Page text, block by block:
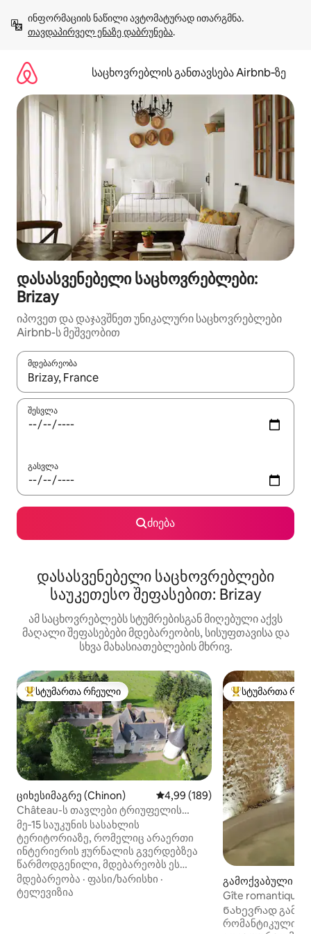
გადასვლა
თავდაპირველ ენაზე დაბრუნება.
საცხოვრებლის განთავსება Airbnb‑ზე
დასასვენებელი საცხოვრებლები:
Brizay
იპოვეთ და დაჯავშნეთ უნიკალური საცხოვრებლები
Airbnb-ს მეშვეობით
მდებარეობა
როცა შედეგები ხელმისაწვდომი გახდება, ნავიგაციისთვის
შესვლა
გასვლა
ძიება
დასასვენებელი საცხოვრებლები
საუკეთესო შეფასებით: Brizay
ამ საცხოვრებლებს სტუმრებისგან მიღებული აქვს
მაღალი შეფასებები მდებარეობის, სისუფთავისა და
სხვა მახასიათებლების მხრივ.
სტუმართა რჩეული მოწინავე ვარიანტი
სტუმართა რჩეული
ციხესიმაგრე (Chinon) საშუალო შეფასებაა 5‑დან
4,99 (189)
Château-ს თავლები ტრიუფელის
ბაღით
მე‑15 საუკუნის სასახლის
ტერიტორიაზე, რომელიც არაერთი
ინტერიერის ჟურნალის გვერდებზეა
წარმოდგენილი, მდებარეობს ეს
ლამაზად გადაკეთებული, ფართო,
ყოფილი მარნები, რომელიც
მდებარეობა · ფასი/ხარისხი ·
ტელევიზია
სტუმართა
სტუმართა
გამოქვაბული
Brenne)
Gîte romantique
Ნახევრად
რომანტიკული